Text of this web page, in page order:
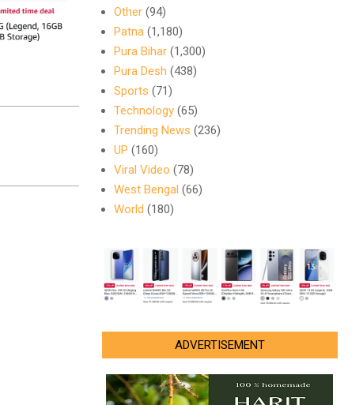
Other(94)
Patna(1,180)
Pura Bihar(1,300)
Pura Desh (438)
Sports (71)
Technology(65)
Trending News (236)
UP (160)
Viral Video (78)
West Bengal (66)
World (180)
ADVERTISEMENT